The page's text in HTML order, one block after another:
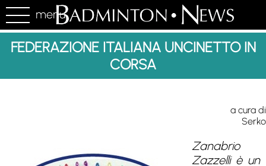
menu
FEDERAZIONE ITALIANA UNCINETTO IN
CORSA
a cura di
Serko
Zanabrio
Zazzelli è un